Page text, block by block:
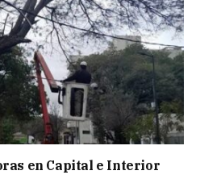
en Capital e Interior